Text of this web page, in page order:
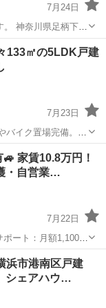
7月24日
郡
すがDIY好きや倉庫
件
133㎡の5LDK戸建
7月23日
イク置場完備。全
も完備。閑静な住
家賃10.8万円！
・自営業…
7月22日
ート：月額1,100円
仲介手数料 ：0
歩
浜市港南区戸建
シェアハウ…